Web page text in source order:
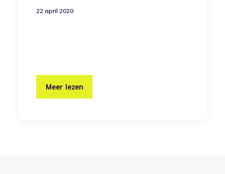
22 april 2020
Meer lezen